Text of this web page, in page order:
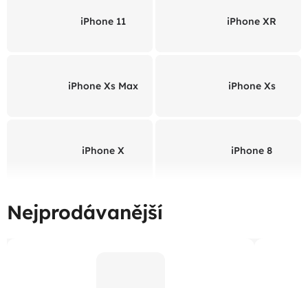
iPhone 11 iPhone XR
iPhone Xs Max iPhone Xs
iPhone X iPhone 8
Nejprodávanější